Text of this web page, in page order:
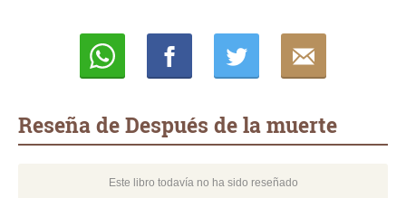
Reseña de Después de la muerte
Este libro todavía no ha sido reseñado